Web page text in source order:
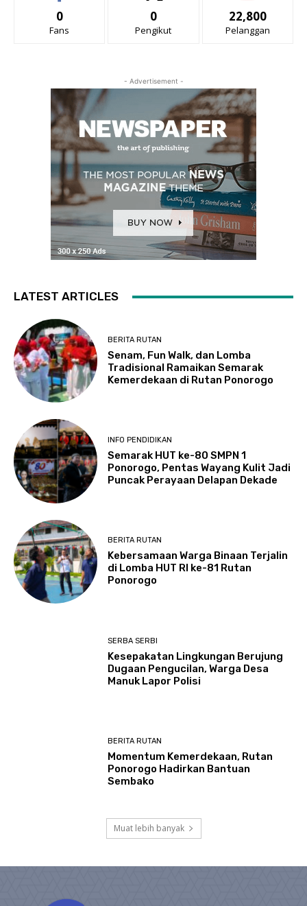
0
Fans
0
Pengikut
22,800
Pelanggan
- Advertisement -
LATEST ARTICLES
BERITA RUTAN
Senam, Fun Walk, dan Lomba
Tradisional Ramaikan Semarak
Kemerdekaan di Rutan Ponorogo
INFO PENDIDIKAN
Semarak HUT ke-80 SMPN 1
Ponorogo, Pentas Wayang Kulit Jadi
Puncak Perayaan Delapan Dekade
BERITA RUTAN
Kebersamaan Warga Binaan Terjalin
di Lomba HUT RI ke-81 Rutan
Ponorogo
SERBA SERBI
Kesepakatan Lingkungan Berujung
Dugaan Pengucilan, Warga Desa
Manuk Lapor Polisi
BERITA RUTAN
Momentum Kemerdekaan, Rutan
Ponorogo Hadirkan Bantuan
Sembako
Muat lebih banyak